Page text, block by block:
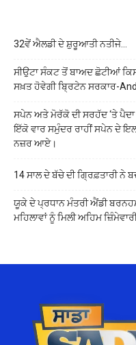
32ਵੇਂ ਐਲਡੀ ਦੇ ਸ਼ੁਰੂਆਤੀ ਨਤੀਜੇ…
ਸੀਉਟਾ ਸੰਕਟ ਤੋਂ ਬਾਅਦ ਛੋਟੀਆਂ
ਸਖ਼ਤ ਹੋਵੇਗੀ ਬ੍ਰਿਟੇਨ ਸਰਕਾਰ-
ਸਪੇਨ ਅਤੇ ਮੋਰੱਕੋ ਦੀ ਸਰਹੱਦ ‘ਤੇ
ਇੱਕੋ ਵਾਰ ਸਮੁੰਦਰ ਰਾਹੀਂ ਸਪੇਨ ਦੇ
ਨਜ਼ਰ ਆਏ।
14 ਸਾਲ ਦੇ ਬੱਚੇ ਦੀ ਗ੍ਰਿਫ਼ਤਾਰੀ ਨੇ
ਯੂਕੇ ਦੇ ਪ੍ਰਧਾਨ ਮੰਤਰੀ ਐਂਡੀ
ਮਹਿਲਾਵਾਂ ਨੂੰ ਮਿਲੀ ਅਹਿਮ